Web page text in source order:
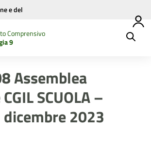
e del
Comprensivo
9
Assemblea
SCUOLA –
2023